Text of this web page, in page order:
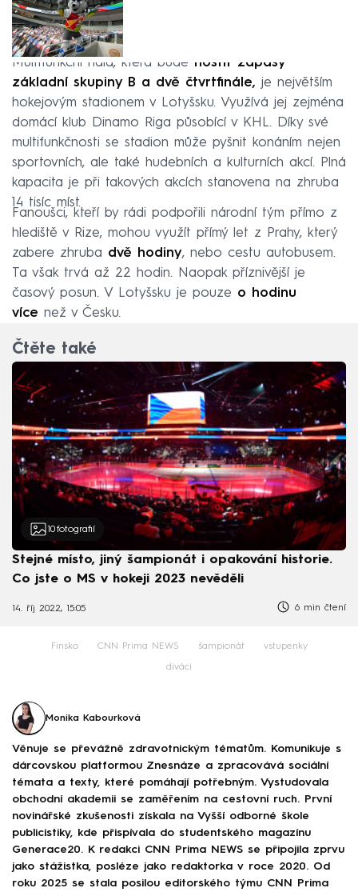
Multifunkční hala, která bude hostit zápasy
základní skupiny B a dvě čtvrtfinále, je největším
hokejovým stadionem v Lotyšsku. Využívá jej zejména
domácí klub Dinamo Riga působící v KHL. Díky své
multifunkčnosti se stadion může pyšnit konáním nejen
sportovních, ale také hudebních a kulturních akcí. Plná
kapacita je při takových akcích stanovena na zhruba
14 tisíc míst.
Fanoušci, kteří by rádi podpořili národní tým přímo z
hlediště v Rize, mohou využít přímý let z Prahy, který
zabere zhruba dvě hodiny, nebo cestu autobusem.
Ta však trvá až 22 hodin. Naopak příznivější je
časový posun. V Lotyšsku je pouze o hodinu
více než v Česku.
Čtěte také
10 fotografií
Stejné místo, jiný šampionát i opakování historie.
Co jste o MS v hokeji 2023 nevěděli
14. říj 2022, 15:05 6 min čtení
Finsko CNN Prima NEWS šampionát vstupenky
diváci
Monika Kabourková
Věnuje se převážně zdravotnickým tématům. Komunikuje s
dárcovskou platformou Znesnáze a zpracovává sociální
témata a texty, které pomáhají potřebným. Vystudovala
obchodní akademii se zaměřením na cestovní ruch. První
novinářské zkušenosti získala na Vyšší odborné škole
publicistiky, kde přispívala do studentského magazínu
Generace20. K redakci CNN Prima NEWS se připojila zprvu
jako stážistka, posléze jako redaktorka v roce 2020. Od
roku 2025 se stala posilou editorského týmu CNN Prima